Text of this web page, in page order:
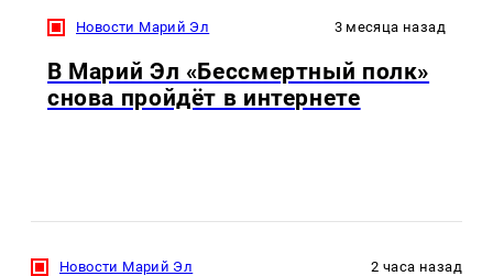
Новости Марий Эл 3 месяца назад
В Марий Эл «Бессмертный полк»
снова пройдёт в интернете
Новости Марий Эл 2 часа назад